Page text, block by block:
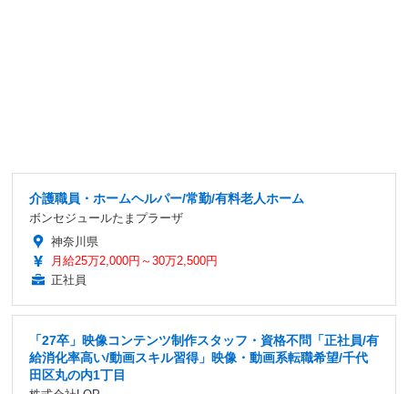
介護職員・ホームヘルパー/常勤/有料老人ホーム
ボンセジュールたまプラーザ
神奈川県
月給25万2,000円～30万2,500円
正社員
「27卒」映像コンテンツ制作スタッフ・資格不問「正社員/有
給消化率高い/動画スキル習得」映像・動画系転職希望/千代
田区丸の内1丁目